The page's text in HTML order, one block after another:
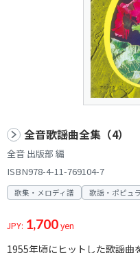
全音歌謡曲全集（4）
全音 出版部 編
ISBN978-4-11-769104-7
歌集・メロディ譜 歌謡・ポピュ
JPY: 1,700yen
1955年頃にヒットした歌謡曲